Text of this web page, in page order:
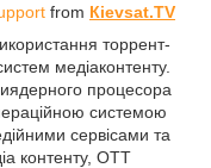
from Кіevsat.TV
торрент-
медіаконтенту.
процесора
системою
сервісами та
контенту, ОТТ